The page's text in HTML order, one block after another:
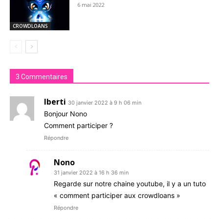
CROWDLOANS
6 mai 2022
3 Commentaires
Iberti 30 janvier 2022 à 9 h 06 min
Bonjour Nono
Comment participer ?
Répondre
Nono
31 janvier 2022 à 16 h 36 min
Regarde sur notre chaine youtube, il y a un tuto
« comment participer aux crowdloans »
Répondre